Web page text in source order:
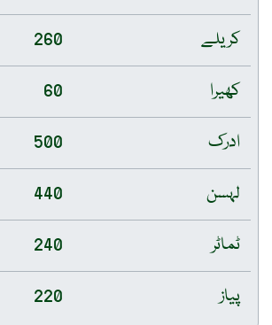
کریلے
260
کھیرا
60
ادرک
500
لہسن
440
ٹماٹر
240
پیاز
220